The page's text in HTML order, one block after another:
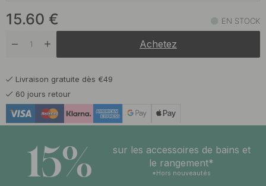
Laiton bruni En stock
Laiton poli En stock
Noir mat
Plaqué nickel 15.60 €
15.60 € EN STOCK
Achetez
Livraison gratuite dès €49
60 jours retour
15%
sur les accessoires de bains et
le rangement*
*Hors nouveautés